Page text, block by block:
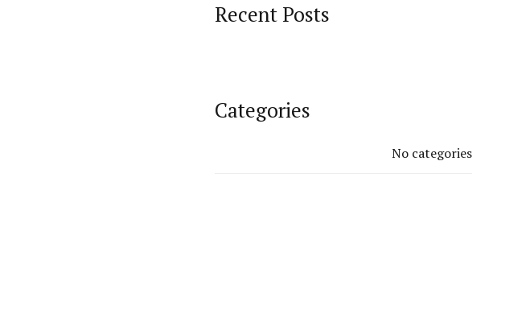
Recent Posts
Categories
No categories